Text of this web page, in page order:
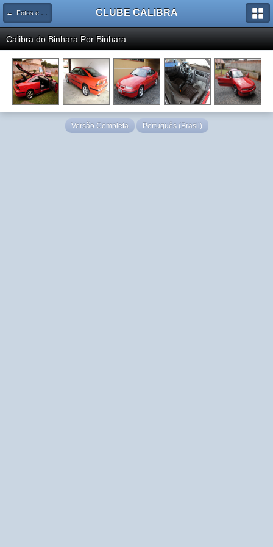
← Fotos e Vídeos gerais CLUBE CALIBRA
Calibra do Binhara Por Binhara
Versão Completa Português (Brasil)